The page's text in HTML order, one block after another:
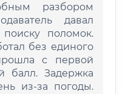
разбором
давал
поломок.
без единого
с первой
балл. Задержка
из-за погоды.